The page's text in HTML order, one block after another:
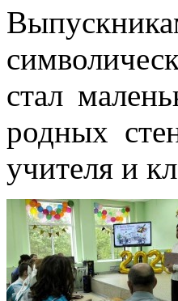
стал
родных
учителя и